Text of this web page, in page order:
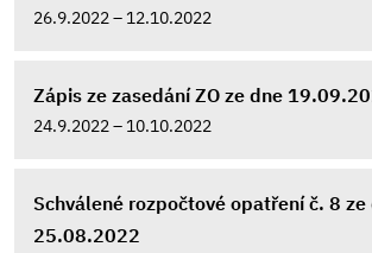
26.9.2022 – 12.10.2022
Zápis ze zasedání ZO ze dne
24.9.2022 – 10.10.2022
Schválené rozpočtové opatření č. 8 ze
25.08.2022